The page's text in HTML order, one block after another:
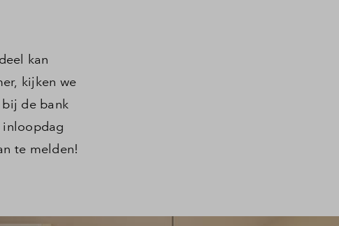
kan
kijken we
de bank
inloopdag
te melden!